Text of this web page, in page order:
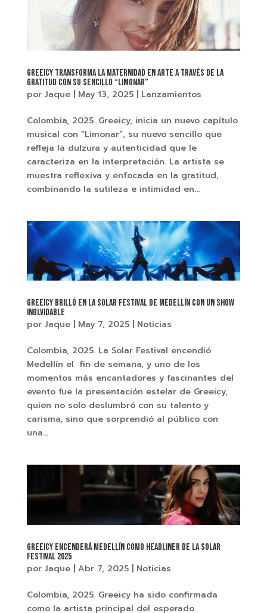
Greeicy transforma la maternidad en arte a través de la
gratitud con su sencillo “Limonar”
por Jaque| May 13, 2025| Lanzamientos
Colombia, 2025. Greeicy, inicia un nuevo capítulo
musical con “Limonar”, su nuevo sencillo que
refleja la dulzura y autenticidad que le
caracteriza en la interpretación. La artista se
muestra reflexiva y enfocada en la gratitud,
combinando la sutileza e intimidad en...
Greeicy brilló en La Solar Festival de Medellín con un show
inolvidable
por Jaque| May 7, 2025| Noticias
Colombia, 2025. La Solar Festival encendió
Medellín el fin de semana, y uno de los
momentos más encantadores y fascinantes del
evento fue la presentación estelar de Greeicy,
quien no solo deslumbró con su talento y
carisma, sino que sorprendió al público con
una...
Greeicy encenderá Medellín como headliner de La Solar
Festival 2025
por Jaque| Abr 7, 2025| Noticias
Colombia, 2025. Greeicy ha sido confirmada
como la artista principal del esperado